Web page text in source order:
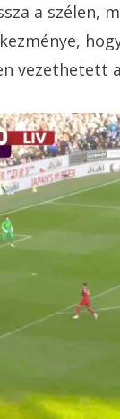
a szélen,
vezethetett